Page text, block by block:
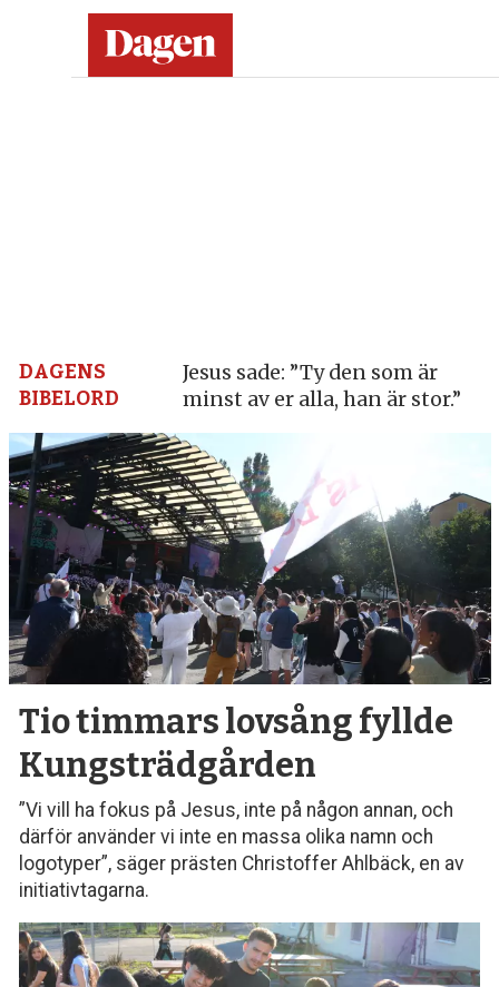
grund
–
nyheter,
debatt,
kultur
DAGENS
BIBELORD
Jesus sade: ”Ty den som är
minst av er alla, han är stor.”
Tio timmars lovsång fyllde
Kungsträdgården
”Vi vill ha fokus på Jesus, inte på någon annan, och
därför använder vi inte en massa olika namn och
logotyper”, säger prästen Christoffer Ahlbäck, en av
initiativtagarna.